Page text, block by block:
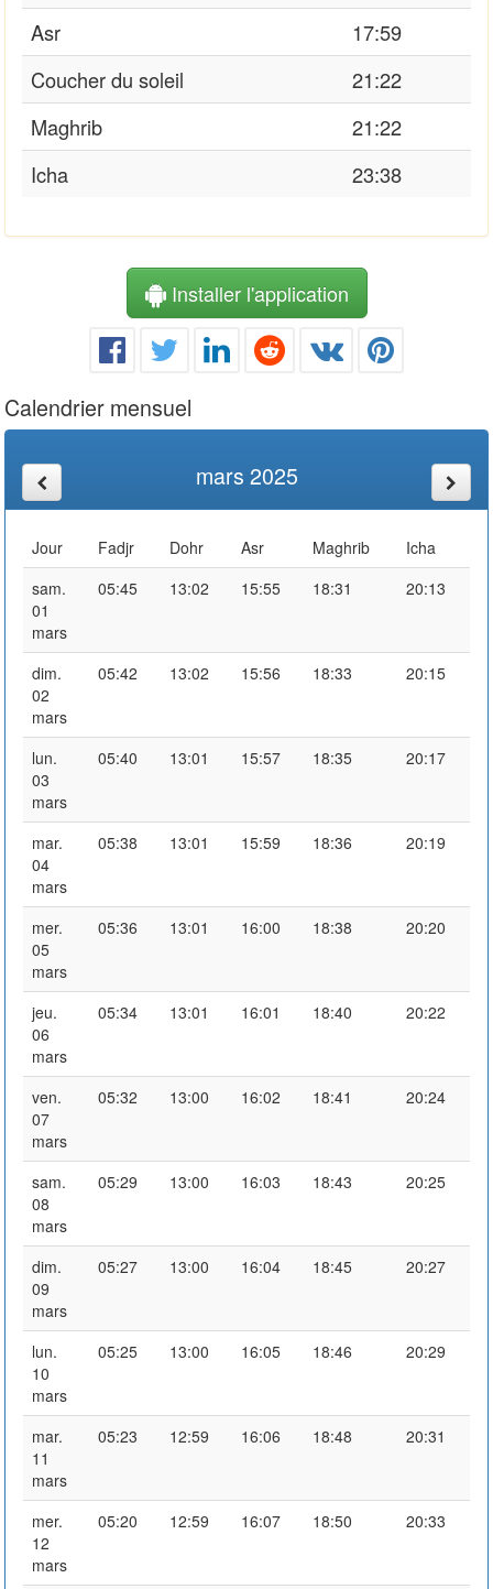
Asr
17:59
Coucher du soleil
21:22
Maghrib
21:22
Icha
23:38
Installer l'application
Calendrier mensuel
mars 2025
Jour Fadjr Dohr Asr Maghrib
Icha
sam.
01
mars
05:45 13:02 15:55 18:31 20:13
dim.
02
mars
05:42 13:02 15:56 18:33 20:15
lun.
03
mars
05:40 13:01 15:57 18:35 20:17
mar.
04
mars
05:38 13:01 15:59 18:36 20:19
mer.
05
mars
05:36 13:01 16:00 18:38 20:20
jeu.
06
mars
05:34 13:01 16:01 18:40 20:22
ven.
07
mars
05:32 13:00 16:02 18:41 20:24
sam.
08
mars
05:29 13:00 16:03 18:43 20:25
dim.
09
mars
05:27 13:00 16:04 18:45 20:27
lun.
10
mars
05:25 13:00 16:05 18:46 20:29
mar.
11
mars
05:23 12:59 16:06 18:48 20:31
mer.
12
mars
05:20 12:59 16:07 18:50 20:33